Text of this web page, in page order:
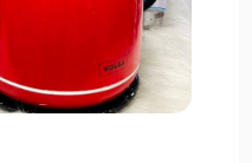
به‌صورت دوره‌ای و مطابق
اصلی و بخش‌های برقی